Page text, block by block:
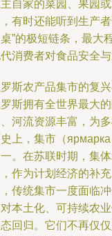
自家的菜园、果园
有时还能听到生产
”的极短链条，最大
消费者对食品安全
斯农产品集市的复
斯拥有全世界最大
河流资源丰富，为
上，集市（
。在苏联时期，集
作为计划经济的补
传统集市一度面临
本土化、可持续农
回归。它们不再仅